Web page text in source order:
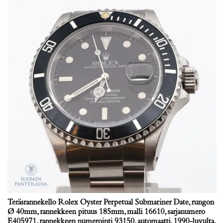
Teräsrannekello Rolex Oyster Perpetual Submariner Date, rungon
Ø 40mm, rannekkeen pituus 185mm, malli 16610, sarjanumero